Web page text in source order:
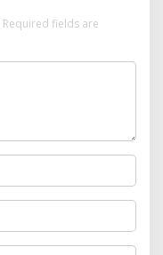
Required fields are